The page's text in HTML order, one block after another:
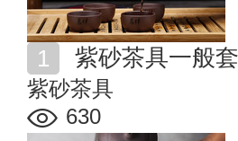
紫砂茶具一般
紫砂茶具
630